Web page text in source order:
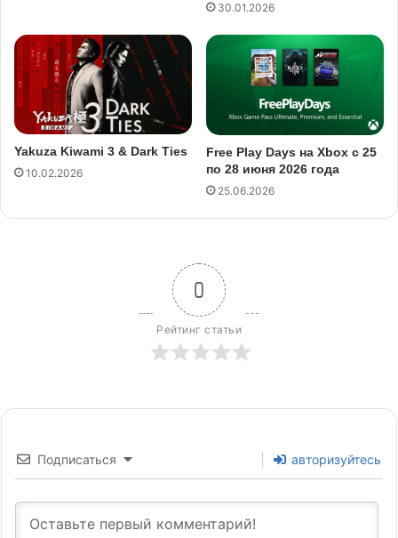
30.01.2026
Yakuza Kiwami 3 & Dark Ties
10.02.2026
Free Play Days на Xbox с 25
по 28 июня 2026 года
25.06.2026
0
Рейтинг статьи
Подписаться авторизуйтесь